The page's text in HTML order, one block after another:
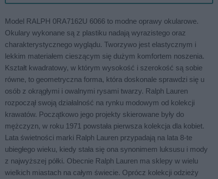
Model RALPH 0RA7162U 6066 to modne oprawy okularowe.
Okulary wykonane są z plastiku nadają wyrazistego oraz
charakterystycznego wyglądu. Tworzywo jest elastycznym i
lekkim materiałem cieszącym się dużym komfortem noszenia.
Kształt kwadratowy, w którym wysokość i szerokość są sobie
równe, to geometryczna forma, która doskonale sprawdzi się u
osób z okrągłymi i owalnymi rysami twarzy. Ralph Lauren
rozpoczął swoją działalność na rynku modowym od kolekcji
krawatów. Początkowo jego projekty skierowane były do
mężczyzn, w roku 1971 powstała pierwsza kolekcja dla kobiet.
Lata świetności marki Ralph Lauren przypadają na lata 8-te
ubiegłego wieku, kiedy stała się ona synonimem luksusu i mody
z najwyższej półki. Obecnie Ralph Lauren ma sklepy w wielu
wielkich miastach na całym świecie. Oprócz kolekcji odzieży